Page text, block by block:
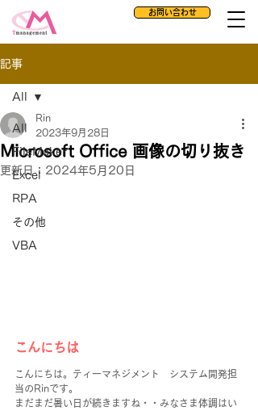
お問い合わせ
記事
All
FileMaker
Excel
RPA
その他
VBA
All
Microsoft Office 画像の切り抜き
Rin
2023年9月28日
更新日： 2024年5月20日
こんにちは
こんにちは。ティーマネジメント　システム開発担
当のRinです。
まだまだ暑い日が続きますね・・みなさま体調はい